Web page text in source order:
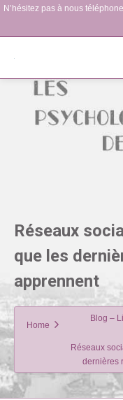
N’hésitez pas à nous
Réseaux
que les
apprennent
Home
Blog –
Réseaux
dernières